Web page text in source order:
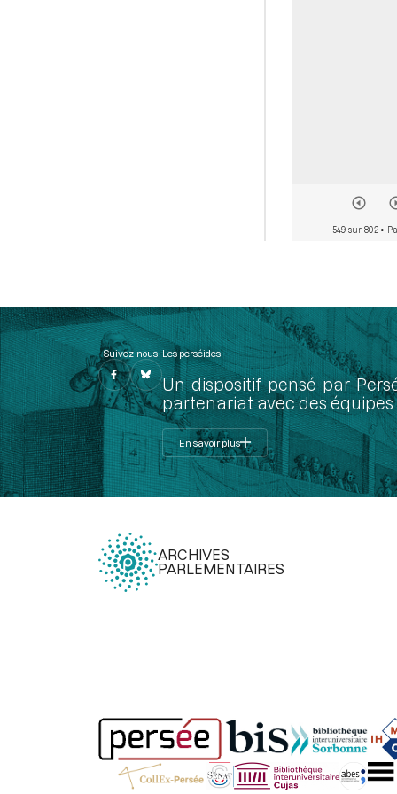
549 sur 802•
Suivez-nous Les perséides
Un dispositif pensé par
partenariat avec des
En savoir plus
ARCHIVES
PARLEMENTAIRES